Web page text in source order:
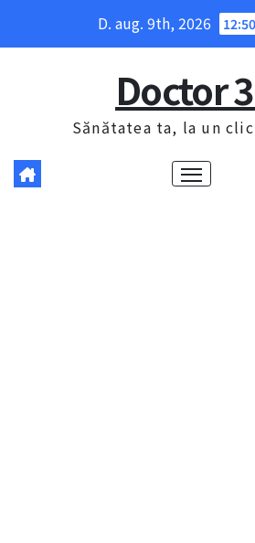
D. aug. 9th, 2026
Doctor
Sănătatea ta, la un